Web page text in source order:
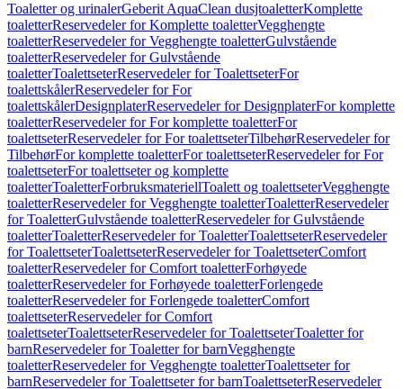
Toaletter og urinalerGeberit AquaClean dusjtoaletterKomplette
toaletterReservedeler for Komplette toaletterVegghengte
toaletterReservedeler for Vegghengte toaletterGulvstående
toaletterReservedeler for Gulvstående
toaletterToalettseterReservedeler for ToalettseterFor
toalettskålerReservedeler for For
toalettskålerDesignplaterReservedeler for DesignplaterFor komplette
toaletterReservedeler for For komplette toaletterFor
toalettseterReservedeler for For toalettseterTilbehørReservedeler for
TilbehørFor komplette toaletterFor toalettseterReservedeler for For
toalettseterFor toalettseter og komplette
toaletterToaletterForbruksmateriellToalett og toalettseterVegghengte
toaletterReservedeler for Vegghengte toaletterToaletterReservedeler
for ToaletterGulvstående toaletterReservedeler for Gulvstående
toaletterToaletterReservedeler for ToaletterToalettseterReservedeler
for ToalettseterToalettseterReservedeler for ToalettseterComfort
toaletterReservedeler for Comfort toaletterForhøyede
toaletterReservedeler for Forhøyede toaletterForlengede
toaletterReservedeler for Forlengede toaletterComfort
toalettseterReservedeler for Comfort
toalettseterToalettseterReservedeler for ToalettseterToaletter for
barnReservedeler for Toaletter for barnVegghengte
toaletterReservedeler for Vegghengte toaletterToalettseter for
barnReservedeler for Toalettseter for barnToalettseterReservedeler